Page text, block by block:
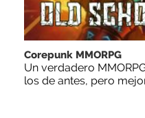
Corepunk MMORPG
Un verdadero
los de antes, pero